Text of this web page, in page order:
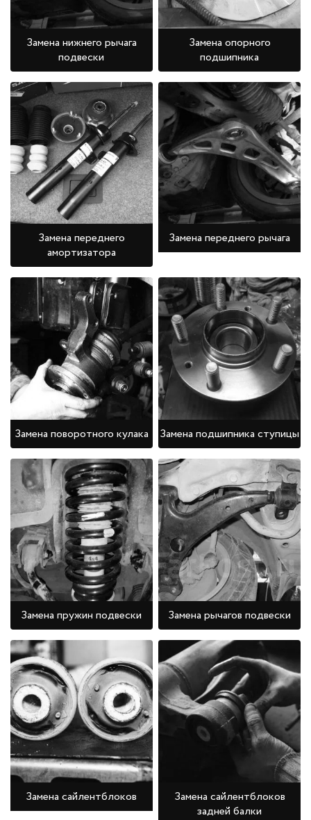
Замена нижнего рычага
подвески
Замена опорного
подшипника
Замена переднего
амортизатора
Замена переднего рычага
Замена поворотного кулака Замена подшипника ступицы
Замена пружин подвески Замена рычагов подвески
Замена сайлентблоков
Замена сайлентблоков
задней балки